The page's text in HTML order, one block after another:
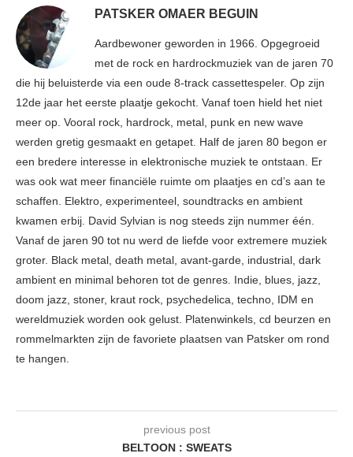
PATSKER OMAER BEGUIN
Aardbewoner geworden in 1966. Opgegroeid
met de rock en hardrockmuziek van de jaren 70
die hij beluisterde via een oude 8-track cassettespeler. Op zijn
12de jaar het eerste plaatje gekocht. Vanaf toen hield het niet
meer op. Vooral rock, hardrock, metal, punk en new wave
werden gretig gesmaakt en getapet. Half de jaren 80 begon er
een bredere interesse in elektronische muziek te ontstaan. Er
was ook wat meer financiële ruimte om plaatjes en cd’s aan te
schaffen. Elektro, experimenteel, soundtracks en ambient
kwamen erbij. David Sylvian is nog steeds zijn nummer één.
Vanaf de jaren 90 tot nu werd de liefde voor extremere muziek
groter. Black metal, death metal, avant-garde, industrial, dark
ambient en minimal behoren tot de genres. Indie, blues, jazz,
doom jazz, stoner, kraut rock, psychedelica, techno, IDM en
wereldmuziek worden ook gelust. Platenwinkels, cd beurzen en
rommelmarkten zijn de favoriete plaatsen van Patsker om rond
te hangen.
previous post
BELTOON : SWEATS